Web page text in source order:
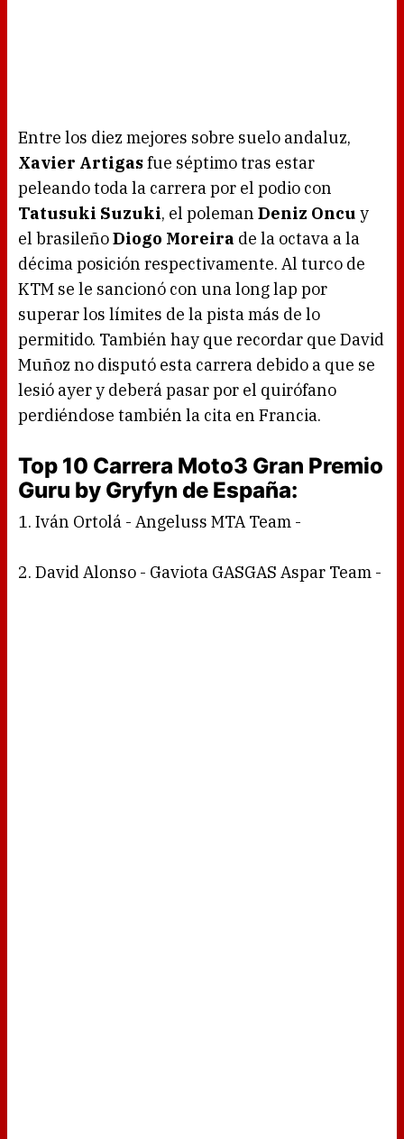
Entre los diez mejores sobre suelo andaluz,
Xavier Artigasfue séptimo tras estar
peleando toda la carrera por el podio con
Tatusuki Suzuki, el poleman Deniz Oncu y
el brasileñoDiogo Moreira de la octava a la
décima posición respectivamente. Al turco de
KTM se le sancionó con una long lap por
superar los límites de la pista más de lo
permitido. También hay que recordar que David
Muñoz no disputó esta carrera debido a que se
lesió ayer y deberá pasar por el quirófano
perdiéndose también la cita en Francia.
Top 10 Carrera Moto3 Gran Premio
Guru by Gryfyn de España:
1. Iván Ortolá - Angeluss MTA Team -
2. David Alonso - Gaviota GASGAS Aspar Team -